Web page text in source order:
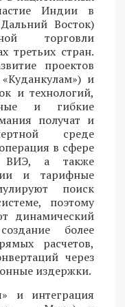
Индии в
Восток)
торговли
третьих стран.
проектов
и
и технологий,
и гибкие
получат и
среде
в сфере
ВИЭ, а также
и тарифные
поиск
поэтому
динамический
более
расчетов,
через
издержки.
и интеграция